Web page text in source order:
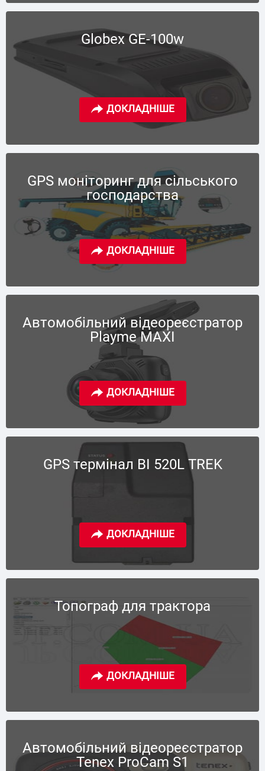
Globex GE-100w
GPS моніторинг для сільського
господарства
Автомобільний відеореєстратор
Playme MAXI
GPS термінал BI 520L TREK
Топограф для трактора
Автомобільний відеореєстратор
Tenex ProCam S1